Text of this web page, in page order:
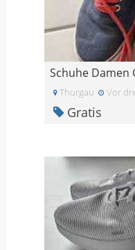
Schuhe Damen
Thurgau Vor
Gratis